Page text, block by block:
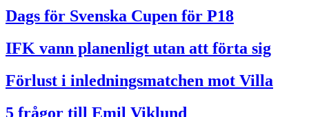
Dags för Svenska Cupen för P18
IFK vann planenligt utan att förta sig
Förlust i inledningsmatchen mot Villa
5 frågor till Emil Viklund